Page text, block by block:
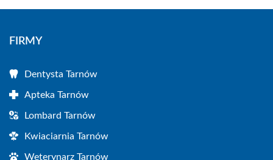
FIRMY
Dentysta Tarnów
Apteka Tarnów
Lombard Tarnów
Kwiaciarnia Tarnów
Weterynarz Tarnów